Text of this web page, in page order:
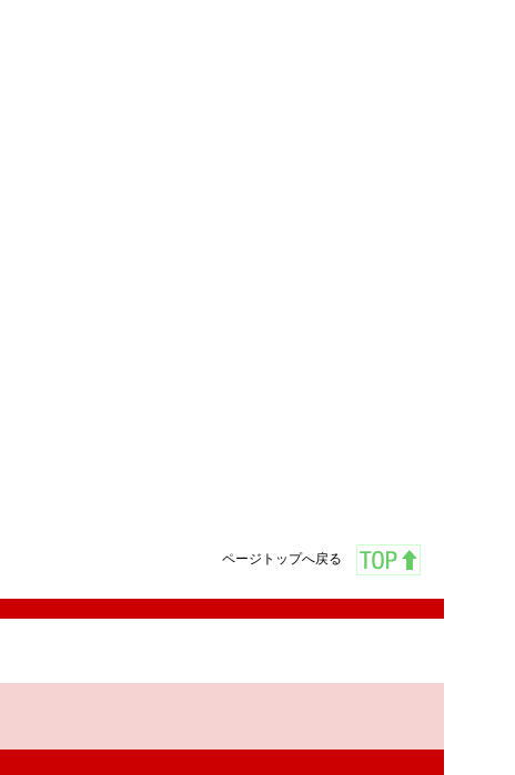
ページトップへ戻る